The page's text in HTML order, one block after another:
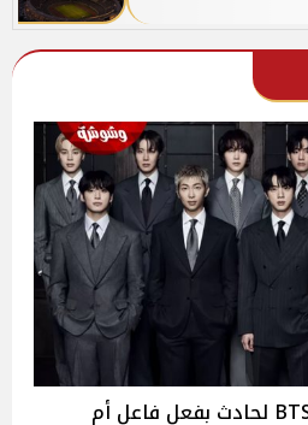
هل تعرض بطل فرقة BTS لحادث بفعل فاعل أم